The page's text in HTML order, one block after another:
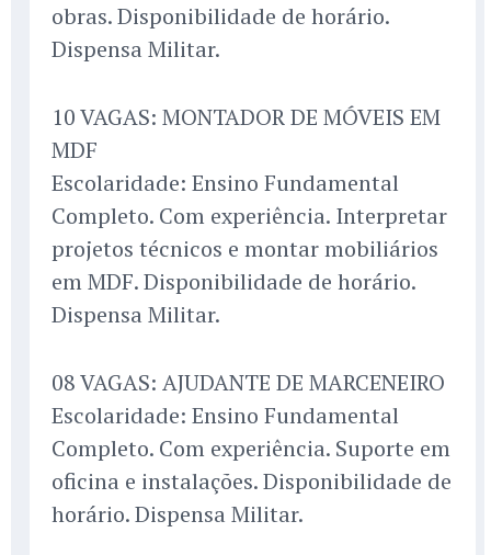
obras. Disponibilidade de horário.
Dispensa Militar.
10 VAGAS: MONTADOR DE MÓVEIS EM
MDF
Escolaridade: Ensino Fundamental
Completo. Com experiência. Interpretar
projetos técnicos e montar mobiliários
em MDF. Disponibilidade de horário.
Dispensa Militar.
08 VAGAS: AJUDANTE DE MARCENEIRO
Escolaridade: Ensino Fundamental
Completo. Com experiência. Suporte em
oficina e instalações. Disponibilidade de
horário. Dispensa Militar.